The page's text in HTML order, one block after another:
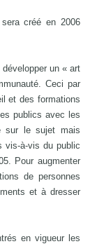
créé en 2006
développer un « art
Ceci par
et des formations
publics avec les
sur le sujet mais
vis-à-vis du public
Pour augmenter
de personnes
et à dresser
en vigueur les